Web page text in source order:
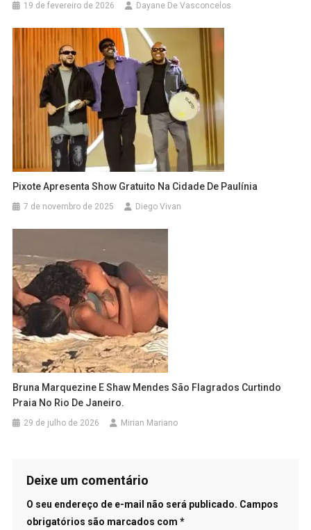
19 de fevereiro de 2026 Dayane De Vasconcelos
Pixote Apresenta Show Gratuito Na Cidade De Paulínia
7 de novembro de 2025 Diego Vivan
Bruna Marquezine E Shaw Mendes São Flagrados Curtindo
Praia No Rio De Janeiro.
29 de julho de 2026 Mirian Mariano
Deixe um comentário
O seu endereço de e-mail não será publicado. Campos
obrigatórios são marcados com *